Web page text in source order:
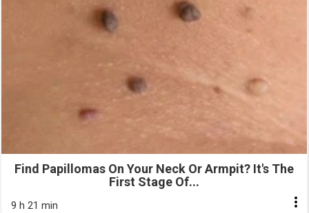
Find Papillomas On Your Neck Or Armpit? It's The
First Stage Of...
9 h 21 min